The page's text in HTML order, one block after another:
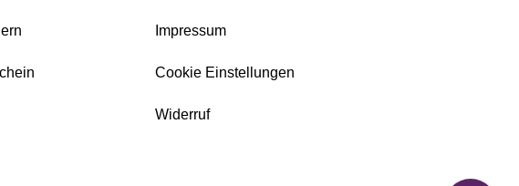
Impressum
Cookie Einstellungen
Widerruf